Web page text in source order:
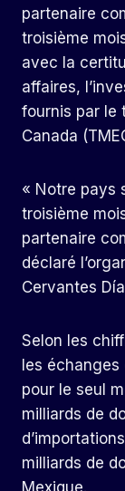
partenaire
troisième
avec la
affaires,
fournis par le
Canada
« Notre pays
troisième
partenaire
déclaré
Cervantes
Selon les
les
pour le seul
milliards de
milliards de